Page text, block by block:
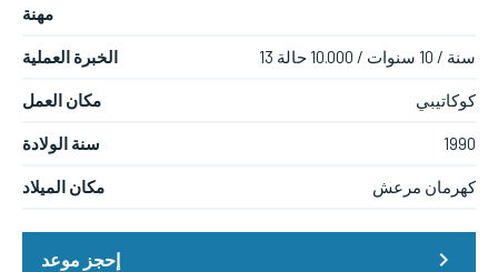
مهنة
الخبرة العملية 13 سنة / 10 سنوات / 10.000 حالة
مكان العمل كوكاتيبي
سنة الولادة 1990
مكان الميلاد كهرمان مرعش
إحجز موعد